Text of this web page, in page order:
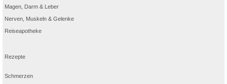
Magen, Darm & Leber
Nerven, Muskeln & Gelenke
Reiseapotheke
Rezepte
Schmerzen